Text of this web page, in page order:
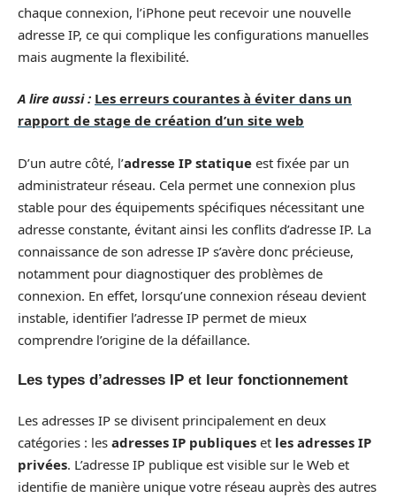
chaque connexion, l’iPhone peut recevoir une nouvelle
adresse IP, ce qui complique les configurations manuelles
mais augmente la flexibilité.
A lire aussi : Les erreurs courantes à éviter dans un
rapport de stage de création d’un site web
D’un autre côté, l’adresse IP statique est fixée par un
administrateur réseau. Cela permet une connexion plus
stable pour des équipements spécifiques nécessitant une
adresse constante, évitant ainsi les conflits d’adresse IP. La
connaissance de son adresse IP s’avère donc précieuse,
notamment pour diagnostiquer des problèmes de
connexion. En effet, lorsqu’une connexion réseau devient
instable, identifier l’adresse IP permet de mieux
comprendre l’origine de la défaillance.
Les types d’adresses IP et leur fonctionnement
Les adresses IP se divisent principalement en deux
catégories : les adresses IP publiques et les adresses IP
privées. L’adresse IP publique est visible sur le Web et
identifie de manière unique votre réseau auprès des autres